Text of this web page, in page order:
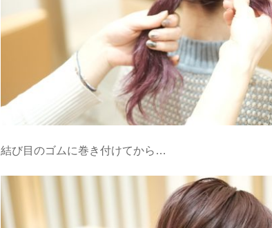
結び目のゴムに巻き付けてから…